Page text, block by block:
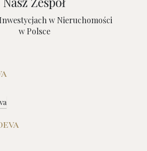
w Nieruchomości
w Polsce